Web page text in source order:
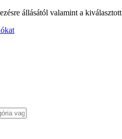
állásától valamint a